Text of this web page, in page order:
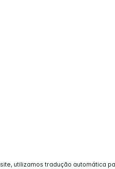
utilizamos tradução automática